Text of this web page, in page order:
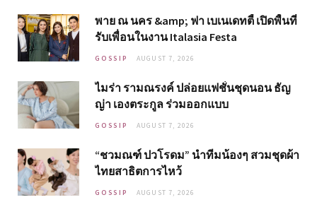
พาย ณ นคร &amp; ฟา เบเนเดทตี้ เปิดพื้นที่
รับเพื่อนในงาน Italasia Festa
GOSSIP AUGUST 7, 2026
ไมร่า รามณรงค์ ปล่อยแฟชั่นชุดนอน ธัญ
ญ่า เองตระกูล ร่วมออกแบบ
GOSSIP AUGUST 7, 2026
“ชวมณฑ์ ปวโรดม” นำทีมน้องๆ สวมชุดผ้า
ไทยสาธิตการไหว้
GOSSIP AUGUST 7, 2026